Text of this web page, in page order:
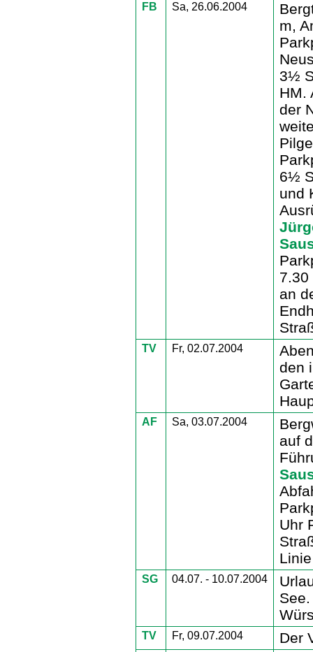
FB Sa, 26.06.2004
m,
3½
HM.
der
6½
und
7.30
an
TV Fr, 02.07.2004
den
AF Sa, 03.07.2004
auf
Uhr
SG 04.07. - 10.07.2004
TV Fr, 09.07.2004 Der